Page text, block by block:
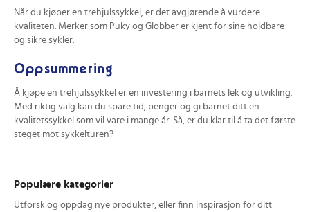
Når du kjøper en trehjulssykkel, er det avgjørende å vurdere
kvaliteten. Merker som Puky og Globber er kjent for sine holdbare
og sikre sykler.
Oppsummering
Å kjøpe en trehjulssykkel er en investering i barnets lek og utvikling.
Med riktig valg kan du spare tid, penger og gi barnet ditt en
kvalitetssykkel som vil vare i mange år. Så, er du klar til å ta det første
steget mot sykkelturen?
Populære kategorier
Utforsk og oppdag nye produkter, eller finn inspirasjon for ditt